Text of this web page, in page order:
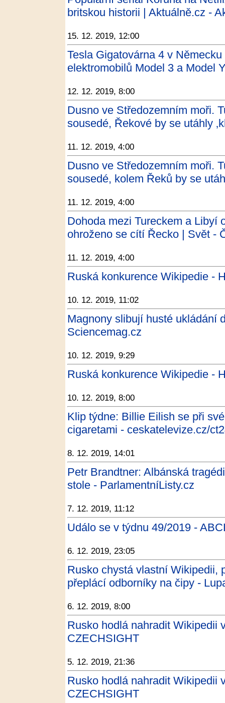
britskou historii | Aktuálně.cz -
15. 12. 2019, 12:00
Tesla Gigatovárna 4 v
elektromobilů Model 3 a Model
12. 12. 2019, 8:00
Dusno ve Středozemním moři.
sousedé, Řekové by se utáhly
11. 12. 2019, 4:00
Dusno ve Středozemním moři.
sousedé, kolem Řeků by se
11. 12. 2019, 4:00
Dohoda mezi Tureckem a Libyí
ohroženo se cítí Řecko | Svět -
11. 12. 2019, 4:00
Ruská konkurence Wikipedie -
10. 12. 2019, 11:02
Magnony slibují husté ukládání
Sciencemag.cz
10. 12. 2019, 9:29
Ruská konkurence Wikipedie -
10. 12. 2019, 8:00
Klip týdne: Billie Eilish se při
cigaretami - ceskatelevize.cz/
8. 12. 2019, 14:01
Petr Brandtner: Albánská
stole - ParlamentníListy.cz
7. 12. 2019, 11:12
Událo se v týdnu 49/2019 -
6. 12. 2019, 23:05
Rusko chystá vlastní Wikipedii,
přeplácí odborníky na čipy -
6. 12. 2019, 8:00
Rusko hodlá nahradit Wikipedii
CZECHSIGHT
5. 12. 2019, 21:36
Rusko hodlá nahradit Wikipedii
CZECHSIGHT